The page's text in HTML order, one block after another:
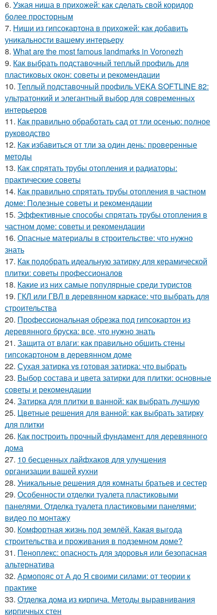
6. Узкая ниша в прихожей: как сделать свой коридор
более просторным
7. Ниши из гипсокартона в прихожей: как добавить
уникальности вашему интерьеру
8. What are the most famous landmarks in Voronezh
9. Как выбрать подставочный теплый профиль для
пластиковых окон: советы и рекомендации
10. Теплый подставочный профиль VEKA SOFTLINE 82:
ультратонкий и элегантный выбор для современных
интерьеров
11. Как правильно обработать сад от тли осенью: полное
руководство
12. Как избавиться от тли за один день: проверенные
методы
13. Как спрятать трубы отопления и радиаторы:
практические советы
14. Как правильно спрятать трубы отопления в частном
доме: Полезные советы и рекомендации
15. Эффективные способы спрятать трубы отопления в
частном доме: советы и рекомендации
16. Опасные материалы в строительстве: что нужно
знать
17. Как подобрать идеальную затирку для керамической
плитки: советы профессионалов
18. Какие из них самые популярные среди туристов
19. ГКЛ или ГВЛ в деревянном каркасе: что выбрать для
строительства
20. Профессиональная обрезка под гипсокартон из
деревянного бруска: все, что нужно знать
21. Защита от влаги: как правильно обшить стены
гипсокартоном в деревянном доме
22. Сухая затирка vs готовая затирка: что выбрать
23. Выбор состава и цвета затирки для плитки: основные
советы и рекомендации
24. Затирка для плитки в ванной: как выбрать лучшую
25. Цветные решения для ванной: как выбрать затирку
для плитки
26. Как построить прочный фундамент для деревянного
дома
27. 10 бесценных лайфхаков для улучшения
организации вашей кухни
28. Уникальные решения для комнаты братьев и сестер
29. Особенности отделки туалета пластиковыми
панелями. Отделка туалета пластиковыми панелями:
видео по монтажу
30. Комфортная жизнь под землёй. Какая выгода
строительства и проживания в подземном доме?
31. Пеноплекс: опасность для здоровья или безопасная
альтернатива
32. Армопояс от А до Я своими силами: от теории к
практике
33. Отделка дома из кирпича. Методы выравнивания
кирпичных стен